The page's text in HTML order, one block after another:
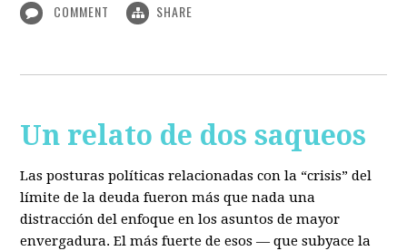
COMMENT SHARE
Un relato de dos saqueos
Las posturas políticas relacionadas con la “crisis” del
límite de la deuda fueron más que nada una
distracción del enfoque en los asuntos de mayor
envergadura. El más fuerte de esos — que subyace la